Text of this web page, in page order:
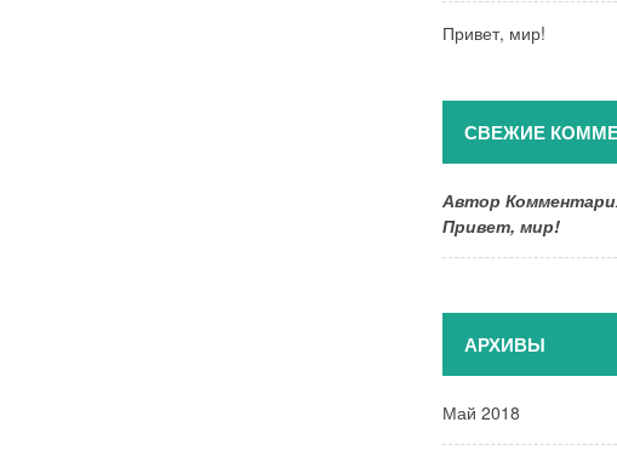
Привет, мир!
СВЕЖИЕ
Автор
Привет, мир!
АРХИВЫ
Май 2018